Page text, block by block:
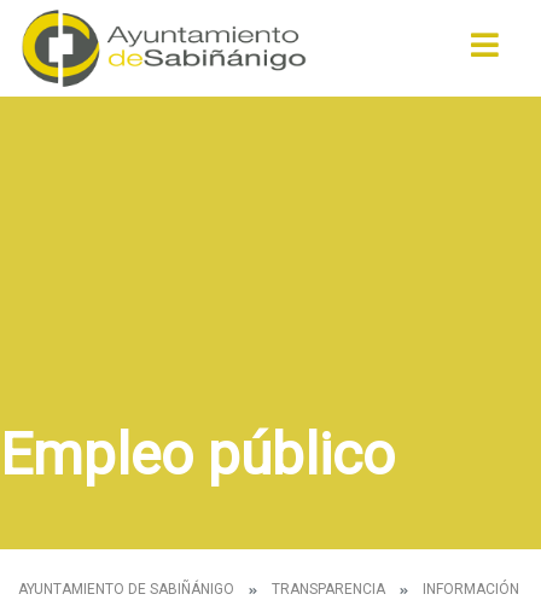
Empleo público
AYUNTAMIENTO DE SABIÑÁNIGO TRANSPARENCIA INFORMACIÓN